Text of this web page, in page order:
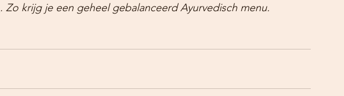
. Zo krijg je een geheel gebalanceerd Ayurvedisch menu.